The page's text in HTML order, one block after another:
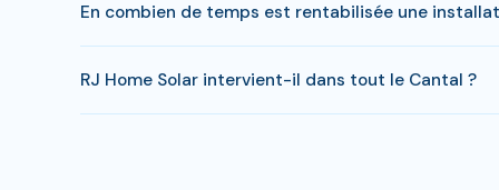
Home Solar gère toutes ces démarches sans surcoût.
En combien de temps est rentabilisée une
entre 20 000 et 35 000 €.
RJ Home Solar intervient-il dans tout le Cantal ?